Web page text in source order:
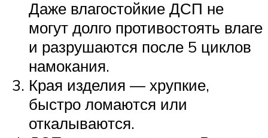
Даже влагостойкие ДСП не
могут долго противостоять влаге
и разрушаются после 5 циклов
намокания.
Края изделия — хрупкие,
быстро ломаются или
откалываются.